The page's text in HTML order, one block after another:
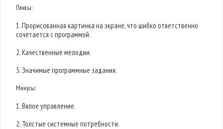
Плюсы:
1. Прорисованная картинка на экране, что шибко ответственно
сочетается с программой.
2. Качественные мелодии.
3. Значимые программные задания.
Минусы:
1. Вялое управление.
2. Толстые системные потребности.